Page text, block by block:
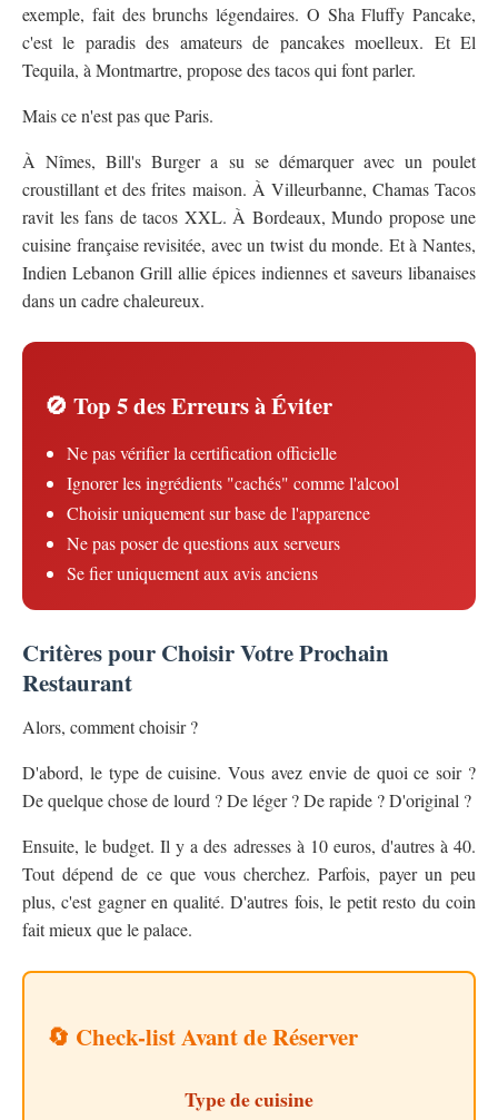
exemple, fait des brunchs légendaires. O Sha Fluffy Pancake,
c'est le paradis des amateurs de pancakes moelleux. Et El
Tequila, à Montmartre, propose des tacos qui font parler.
Mais ce n'est pas que Paris.
À Nîmes, Bill's Burger a su se démarquer avec un poulet
croustillant et des frites maison. À Villeurbanne, Chamas Tacos
ravit les fans de tacos XXL. À Bordeaux, Mundo propose une
cuisine française revisitée, avec un twist du monde. Et à Nantes,
Indien Lebanon Grill allie épices indiennes et saveurs libanaises
dans un cadre chaleureux.
🚫 Top 5 des Erreurs à Éviter
Ne pas vérifier la certification officielle
Ignorer les ingrédients "cachés" comme l'alcool
Choisir uniquement sur base de l'apparence
Ne pas poser de questions aux serveurs
Se fier uniquement aux avis anciens
Critères pour Choisir Votre Prochain
Restaurant
Alors, comment choisir ?
D'abord, le type de cuisine. Vous avez envie de quoi ce soir ?
De quelque chose de lourd ? De léger ? De rapide ? D'original ?
Ensuite, le budget. Il y a des adresses à 10 euros, d'autres à 40.
Tout dépend de ce que vous cherchez. Parfois, payer un peu
plus, c'est gagner en qualité. D'autres fois, le petit resto du coin
fait mieux que le palace.
🔄 Check-list Avant de Réserver
Type de cuisine